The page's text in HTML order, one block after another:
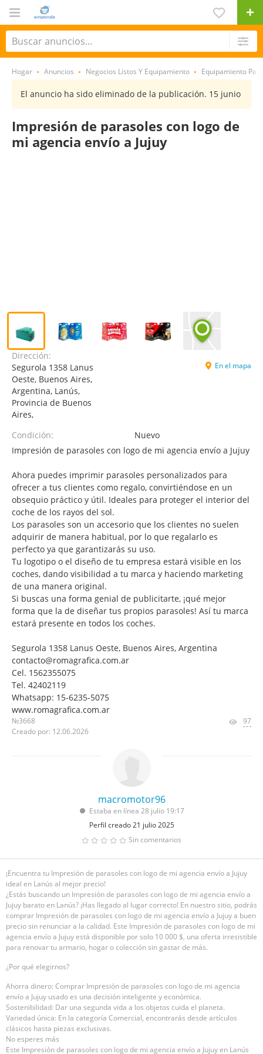
Hogar Anuncios Negocios Listos Y Equipamiento Equipamiento
El anuncio ha sido eliminado de la publicación. 15 junio
Impresión de parasoles con logo de
mi agencia envío a Jujuy
Dirección:
Segurola 1358 Lanus
Oeste, Buenos Aires,
Argentina, Lanús,
Provincia de Buenos
Aires,
En el mapa
Condición:
Nuevo
Impresión de parasoles con logo de mi agencia envío a Jujuy
Ahora puedes imprimir parasoles personalizados para
ofrecer a tus clientes como regalo, convirtiéndose en un
obsequio práctico y útil. Ideales para proteger el interior del
coche de los rayos del sol.
Los parasoles son un accesorio que los clientes no suelen
adquirir de manera habitual, por lo que regalarlo es
perfecto ya que garantizarás su uso.
Tu logotipo o el diseño de tu empresa estará visible en los
coches, dando visibilidad a tu marca y haciendo marketing
de una manera original.
Si buscas una forma genial de publicitarte, ¡qué mejor
forma que la de diseñar tus propios parasoles! Así tu marca
estará presente en todos los coches.
Segurola 1358 Lanus Oeste, Buenos Aires, Argentina
contacto@romagrafica.com.ar
Cel. 1562355075
Tel. 42402119
Whatsapp: 15-6235-5075
www.romagrafica.com.ar
№3668
Creado por: 12.06.2026
97
macromotor96
Estaba en línea 28 julio 19:17
Perfil creado 21 julio 2025
Sin comentarios
¡Encuentra tu Impresión de parasoles con logo de mi agencia envío a Jujuy
ideal en Lanús al mejor precio!
¿Estás buscando un Impresión de parasoles con logo de mi agencia envío a
Jujuy barato en Lanús? ¡Has llegado al lugar correcto! En nuestro sitio, podrás
comprar Impresión de parasoles con logo de mi agencia envío a Jujuy a buen
precio sin renunciar a la calidad. Este Impresión de parasoles con logo de mi
agencia envío a Jujuy está disponible por solo 10 000 $, una oferta irresistible
para renovar tu armario, hogar o colección sin gastar de más.
¿Por qué elegirnos?
Ahorra dinero: Comprar Impresión de parasoles con logo de mi agencia
envío a Jujuy usado es una decisión inteligente y económica.
Sostenibilidad: Dar una segunda vida a los objetos cuida el planeta.
Variedad única: En la categoría Comercial, encontrarás desde artículos
clásicos hasta piezas exclusivas.
No esperes más
Este Impresión de parasoles con logo de mi agencia envío a Jujuy en Lanús